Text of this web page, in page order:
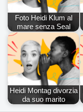
Foto Heidi Klum al
mare senza Seal
Heidi Montag divorzia
da suo marito